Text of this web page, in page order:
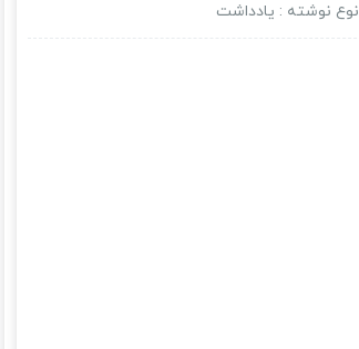
نوع نوشته : یادداشت